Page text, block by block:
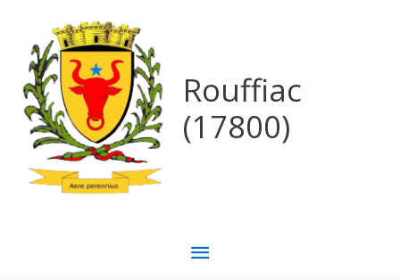
Rouffiac
(17800)
MENU